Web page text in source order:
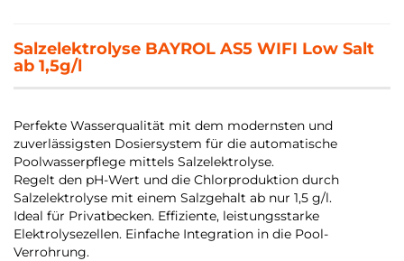
Salzelektrolyse BAYROL AS5 WIFI Low Salt
ab 1,5g/l
Perfekte Wasserqualität mit dem modernsten und
zuverlässigsten Dosiersystem für die automatische
Poolwasserpflege mittels Salzelektrolyse.
Regelt den pH-Wert und die Chlorproduktion durch
Salzelektrolyse mit einem Salzgehalt ab nur 1,5 g/l.
Ideal für Privatbecken. Effiziente, leistungsstarke
Elektrolysezellen. Einfache Integration in die Pool-
Verrohrung.